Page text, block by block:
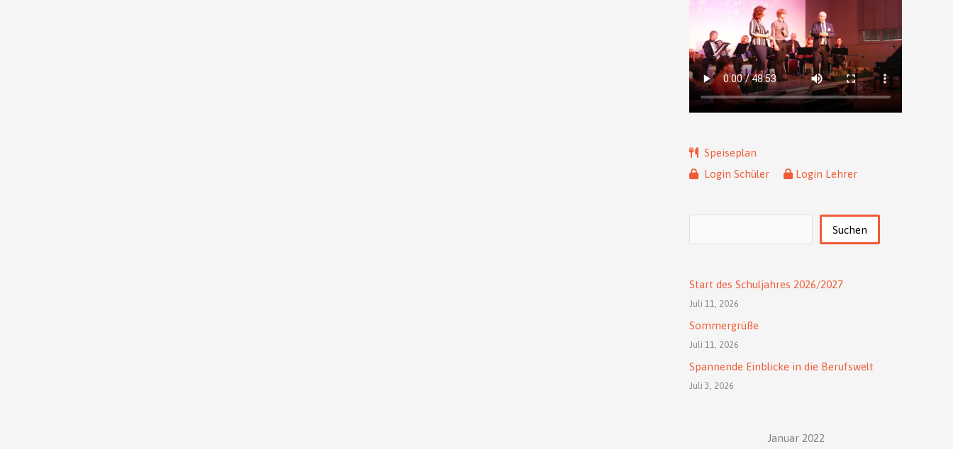
Speiseplan
Login Schüler
Login Lehrer
Suchen
Start des Schuljahres 2026/2027
Juli 11, 2026
Sommergrüße
Juli 11, 2026
Spannende Einblicke in die Berufswelt
Juli 3, 2026
Januar 2022